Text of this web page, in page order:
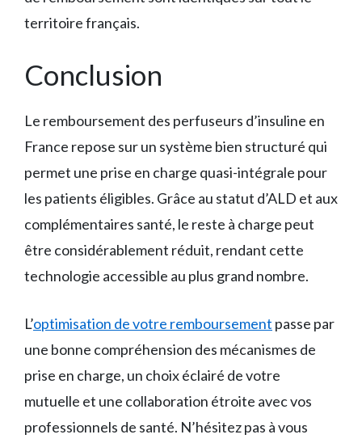
territoire français.
Conclusion
Le remboursement des perfuseurs d’insuline en
France repose sur un système bien structuré qui
permet une prise en charge quasi-intégrale pour
les patients éligibles. Grâce au statut d’ALD et aux
complémentaires santé, le reste à charge peut
être considérablement réduit, rendant cette
technologie accessible au plus grand nombre.
L’optimisation de votre remboursement passe par
une bonne compréhension des mécanismes de
prise en charge, un choix éclairé de votre
mutuelle et une collaboration étroite avec vos
professionnels de santé. N’hésitez pas à vous